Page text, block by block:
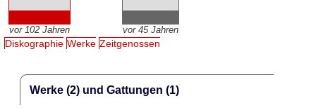
vor 102 Jahren vor 45 Jahren
Diskographie Werke Zeitgenossen
Werke (2) und Gattungen (1)